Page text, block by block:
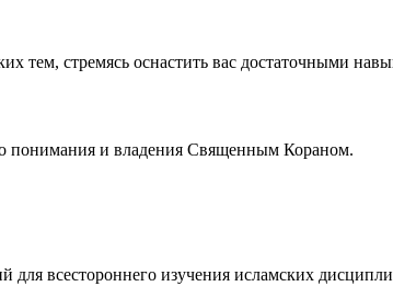
тем, стремясь оснастить вас достаточными
понимания и владения Священным Кораном.
для всестороннего изучения исламских